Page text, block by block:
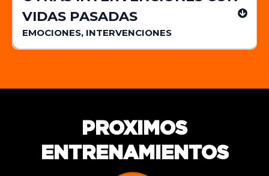
VIDAS PASADAS
EMOCIONES, INTERVENCIONES
PROXIMOS
ENTRENAMIENTOS